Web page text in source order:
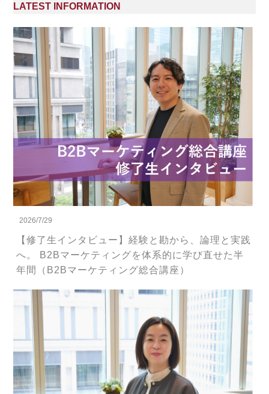
LATEST INFORMATION
2026/7/29
【修了生インタビュー】経験と勘から、論理と実践
へ。 B2Bマーケティングを体系的に学び直せた半
年間（B2Bマーケティング総合講座）